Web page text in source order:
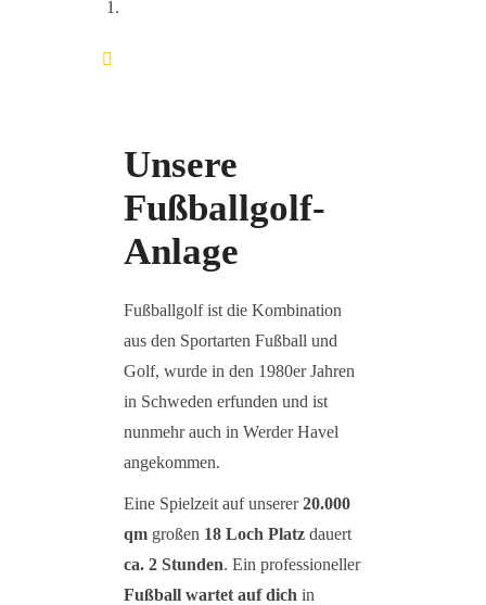
Unsere
Fußballgolf-
Anlage
Fußballgolf ist die Kombination
aus den Sportarten Fußball und
Golf, wurde in den 1980er Jahren
in Schweden erfunden und ist
nunmehr auch in Werder Havel
angekommen.
Eine Spielzeit auf unserer20.000
qm großen 18 Loch Platz dauert
ca. 2 Stunden. Ein professioneller
Fußball wartet auf dich in